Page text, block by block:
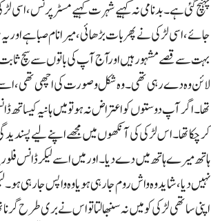
پہنچ گئی ہے۔ بدنامی نہ کہیے شہرت کہیے مسٹرپرنس،اسی
جائے،اسی لڑکی نے پھر بات بڑھائی،میرا نام صبا ہے اور
بہت سے قصے مشہور ہیں اورآج آپ کی باتوں سے سچ
لائن وہ دے رہی تھی۔وہ شکل وصورت کی اچھی تھی،اسے
تھا ۔اگر آپ دوستوں کو اعتراض نہ ہو تو میں ہانیہ
کرچکا تھا۔اس لڑکی کی آنکھوں میں مجھے اپنے لیے
ہاتھ میرے ہاتھ میں دے دیا۔اور میں اسے لیکر ڈانس
نہیں دیا،شاید وہ واش روم جا رہی ہو یاوہ واپس جا
اپنی ساتھی لڑکی کو میں نہ سنبھالتا تو اس نے بری طرح